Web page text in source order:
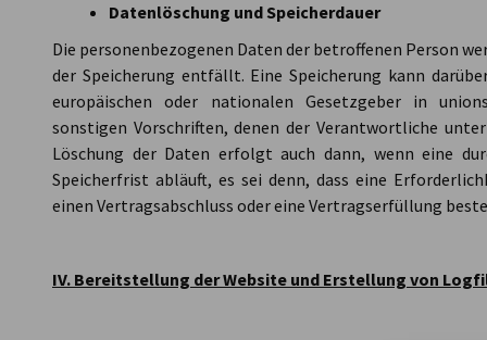
Datenlöschung und Speicherdauer
Die personenbezogenen Daten der betroffenen Person
der Speicherung entfällt. Eine Speicherung kann
europäischen oder nationalen Gesetzgeber in
sonstigen Vorschriften, denen der Verantwortliche
Löschung der Daten erfolgt auch dann, wenn eine
Speicherfrist abläuft, es sei denn, dass eine
einen Vertragsabschluss oder eine Vertragserfüllung
IV. Bereitstellung der Website und Erstellung von